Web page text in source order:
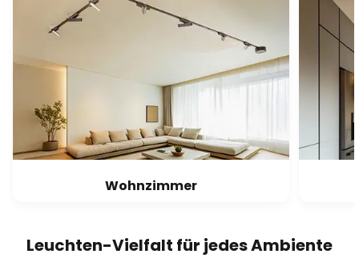
Wohnzimmer
Leuchten-Vielfalt für jedes Ambiente